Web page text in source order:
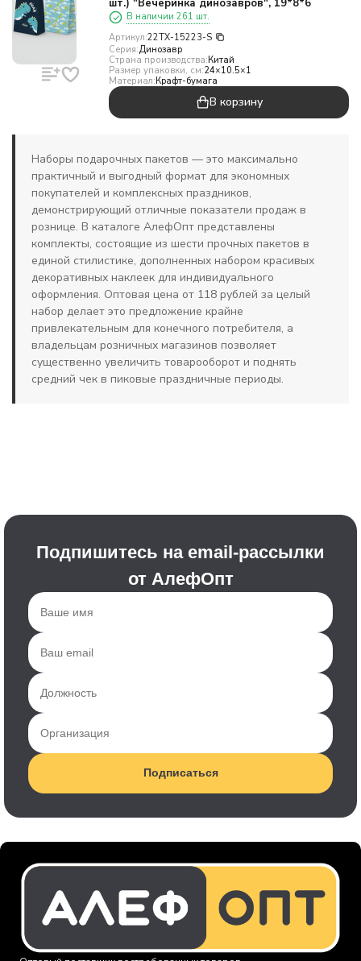
шт.) "Вечеринка динозавров", 19*8*6
В наличии 261 шт.
Артикул:22TX-15223-S
Серия:Динозавр
Страна производства:Китай
Размер упаковки, см:24×10.5×1
Материал:Крафт-бумага
В корзину
Наборы подарочных пакетов — это максимально
практичный и выгодный формат для экономных
покупателей и комплексных праздников,
демонстрирующий отличные показатели продаж в
рознице. В каталоге АлефОпт представлены
комплекты, состоящие из шести прочных пакетов в
единой стилистике, дополненных набором красивых
декоративных наклеек для индивидуального
оформления. Оптовая цена от 118 рублей за целый
набор делает это предложение крайне
привлекательным для конечного потребителя, а
владельцам розничных магазинов позволяет
существенно увеличить товарооборот и поднять
средний чек в пиковые праздничные периоды.
Подпишитесь на email-рассылки
от АлефОпт
Подписаться